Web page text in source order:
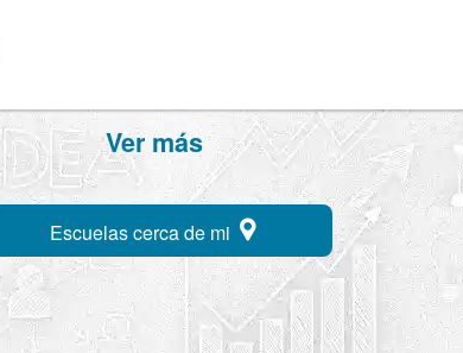
Ver más
Escuelas cerca de mi